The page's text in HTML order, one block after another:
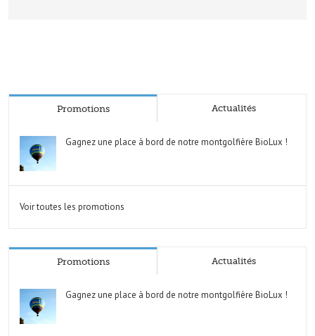
Promotions Actualités
Gagnez une place à bord de notre montgolfière BioLux !
Voir toutes les promotions
Promotions Actualités
Gagnez une place à bord de notre montgolfière BioLux !